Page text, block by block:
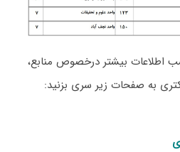
اطلاعات بیشتر درخصوص منابع،
به صفحات زیر سری بزنید: